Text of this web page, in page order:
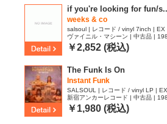
if you're looking for fun/
weeks & co
salsoul | レコード / vinyl 7inch | EX
ヴァイニル・マシーン | 中古品 |
5￥2,852 (税込)
The Funk Is On
Instant Funk
SALSOUL | レコード / vinyl LP |
新宿アンカーレコード | 中古品 |
0￥1,980 (税込)